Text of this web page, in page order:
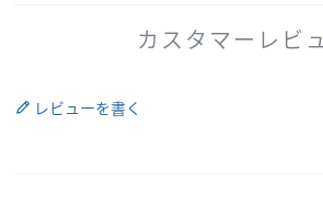
カスタマーレビ
レビューを書く